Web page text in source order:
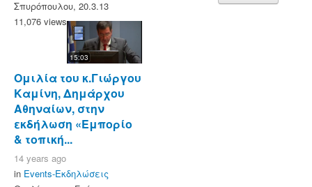
Σπυρόπουλου, 20.3.13
11,076 views
15:03
Ομιλία του κ.Γιώργου
Καμίνη, Δημάρχου
Αθηναίων, στην
εκδήλωση «Εμπορίο
& τοπική...
14 years ago
in Events-Εκδηλώσεις